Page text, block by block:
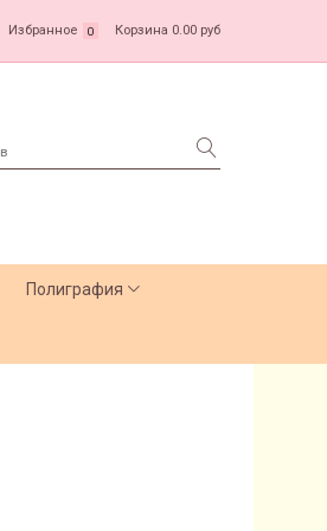
Избранное 0 Корзина 0.00 руб
Полиграфия